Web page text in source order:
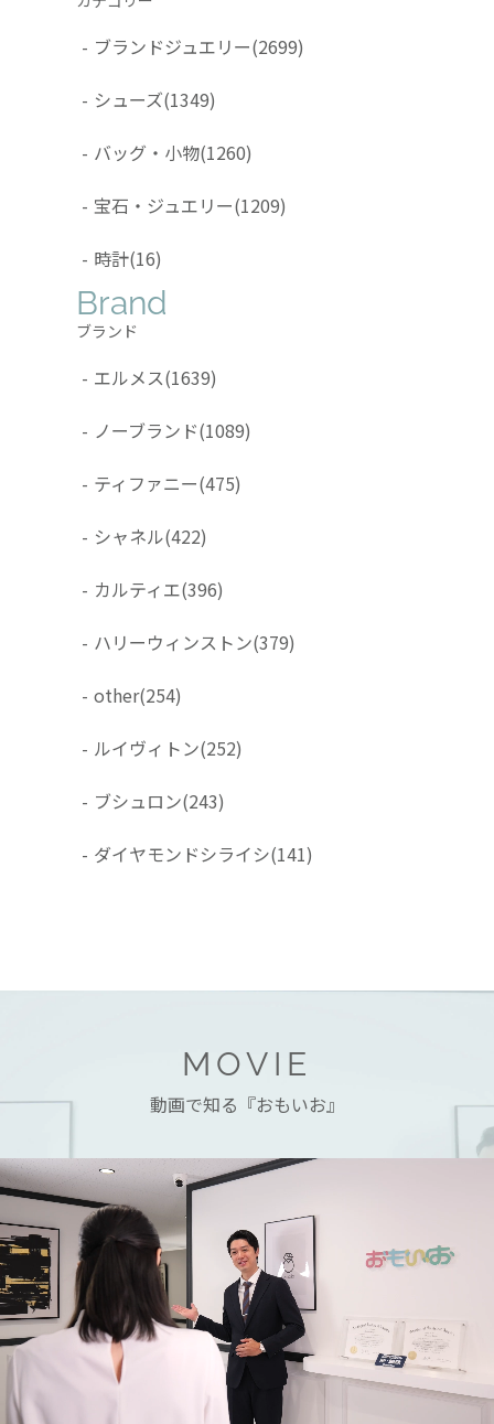
- ブランドジュエリー(2699)
- シューズ(1349)
- バッグ・小物(1260)
- 宝石・ジュエリー(1209)
- 時計(16)
Brand
ブランド
- エルメス(1639)
- ノーブランド(1089)
- ティファニー(475)
- シャネル(422)
- カルティエ(396)
- ハリーウィンストン(379)
- other(254)
- ルイヴィトン(252)
- ブシュロン(243)
- ダイヤモンドシライシ(141)
MOVIE
動画で知る『おもいお』